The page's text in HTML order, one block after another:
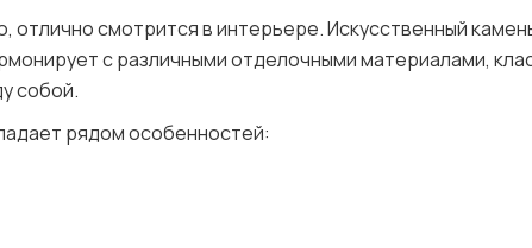
смотрится в интерьере. Искусственный
с различными отделочными материалами,
собой.
рядом особенностей: